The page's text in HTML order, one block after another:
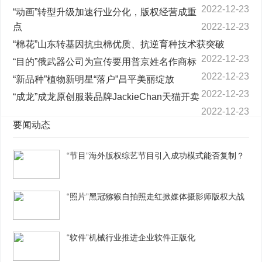
2022-12-23
“动画”转型升级加速行业分化，版权经营成重
点
2022-12-23
“棉花”山东转基因抗虫棉优质、抗逆育种技术获突破
2022-12-23
“目的”俄武器公司为宣传要用普京姓名作商标
2022-12-23
“新品种”植物新明星“落户”昌平美丽绽放
2022-12-23
“成龙”成龙原创服装品牌JackieChan天猫开卖
2022-12-23
要闻动态
“节目”海外版权综艺节目引入成功模式能否复制？
“照片”黑冠猕猴自拍照走红掀媒体摄影师版权大战
“软件”机械行业推进企业软件正版化